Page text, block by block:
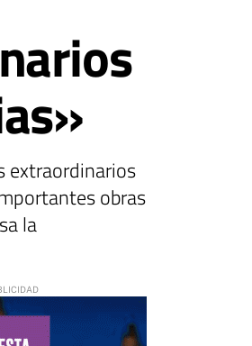
extraordinarios
obras
la